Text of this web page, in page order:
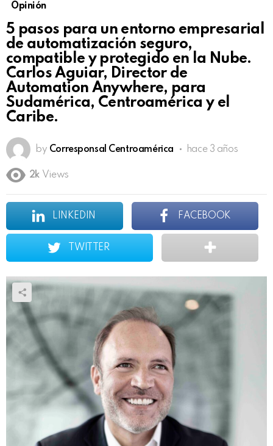
Opinión
5 pasos para un entorno empresarial
de automatización seguro,
compatible y protegido en la Nube.
Carlos Aguiar, Director de
Automation Anywhere, para
Sudamérica, Centroamérica y el
Caribe.
by Corresponsal Centroamérica hace 3 años
2k Views
LINKEDIN FACEBOOK
TWITTER